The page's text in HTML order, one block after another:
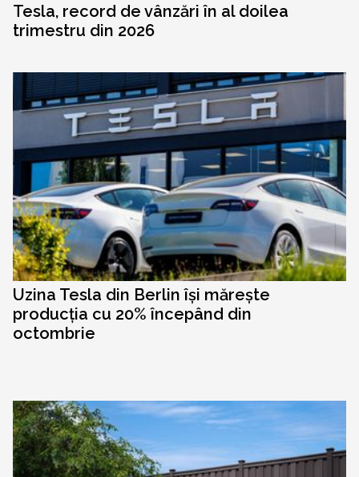
Tesla, record de vânzări în al doilea
trimestru din 2026
Uzina Tesla din Berlin își mărește
producția cu 20% începând din
octombrie